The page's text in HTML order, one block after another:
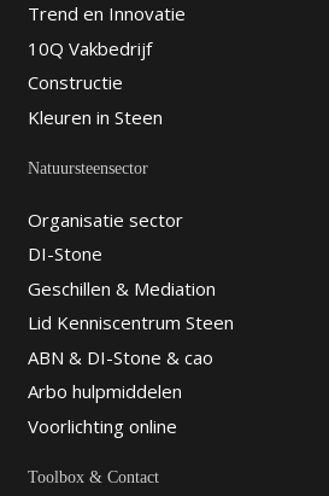
Trend en Innovatie
10Q Vakbedrijf
Constructie
Kleuren in Steen
Natuursteensector
Organisatie sector
DI-Stone
Geschillen & Mediation
Lid Kenniscentrum Steen
ABN & DI-Stone & cao
Arbo hulpmiddelen
Voorlichting online
Toolbox & Contact